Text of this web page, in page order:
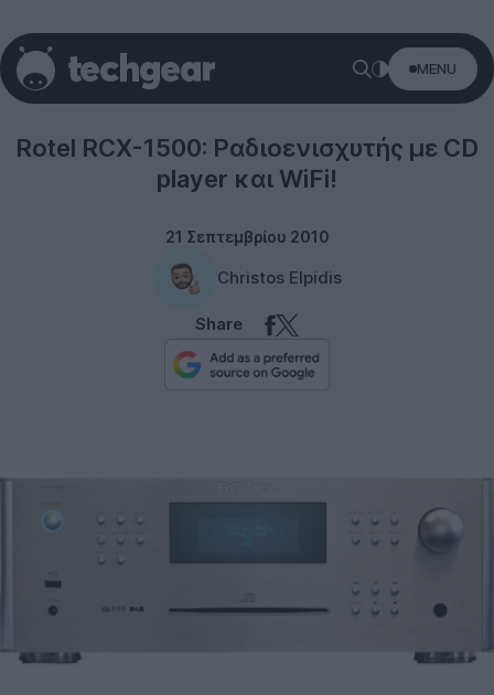
MENU
Media Players
Rotel RCX-1500: Ραδιοενισχυτής με CD
player και WiFi!
21 Σεπτεμβρίου 2010
Christos Elpidis
Share